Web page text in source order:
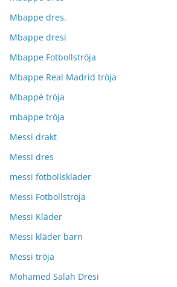
Mbappe dres.
Mbappe dresi
Mbappe Fotbollströja
Mbappe Real Madrid tröja
Mbappé tröja
mbappe tröja
Messi drakt
Messi dres
messi fotbollskläder
Messi Fotbollströja
Messi Kläder
Messi kläder barn
Messi tröja
Mohamed Salah Dresi